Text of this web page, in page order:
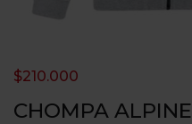
CHOMPA
$210.000